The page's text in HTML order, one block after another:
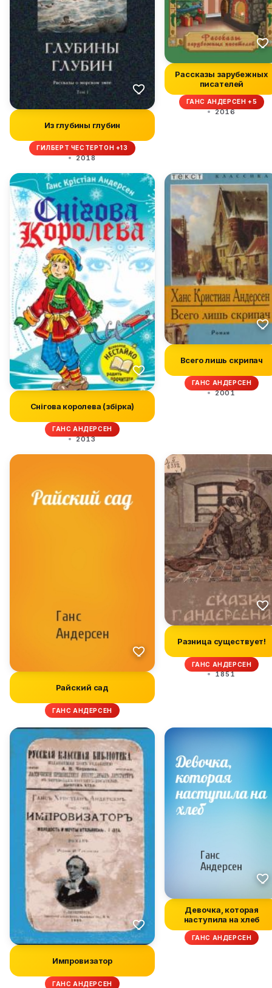
Из глубины глубин
ГИЛБЕРТ ЧЕСТЕРТОН +13
2018
Рассказы зарубежных
писателей
ГАНС АНДЕРСЕН +5
2016
Снігова королева (збірка)
ГАНС АНДЕРСЕН
2013
Всего лишь скрипач
ГАНС АНДЕРСЕН
2001
Райский сад
ГАНС АНДЕРСЕН
Разница существует!
ГАНС АНДЕРСЕН
1851
Импровизатор
ГАНС АНДЕРСЕН
Девочка, которая
наступила на хлеб
ГАНС АНДЕРСЕН